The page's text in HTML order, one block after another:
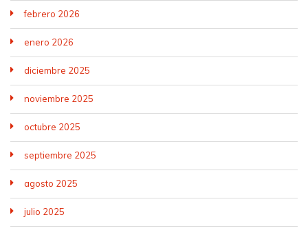
febrero 2026
enero 2026
diciembre 2025
noviembre 2025
octubre 2025
septiembre 2025
agosto 2025
julio 2025